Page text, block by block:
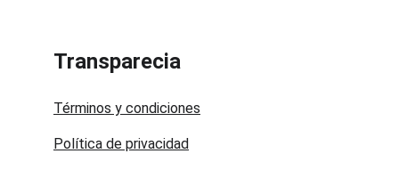
Transparecia
Política de privacidad
Términos y condiciones